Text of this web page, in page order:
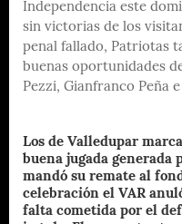
Independencia este
sin victorias de los
penal fallado, Patriotas
buenas oportunidades
Pezzi, Gianfranco Peña
Los de Valledupar
buena jugada generada
mandó su remate al
celebración el VAR
falta cometida por el